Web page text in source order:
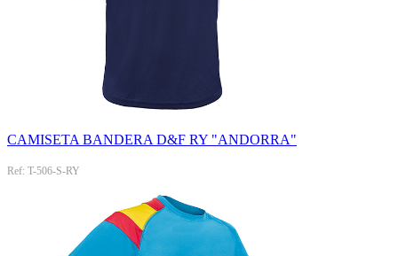
CAMISETA BANDERA D&F RY "ANDORRA"
Ref: T-506-S-RY